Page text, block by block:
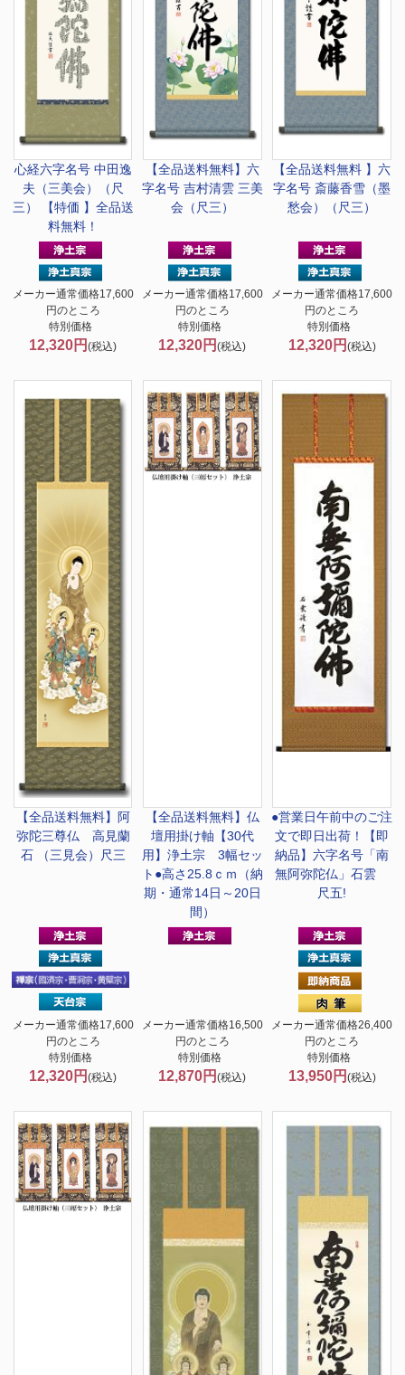
心経六字名号 中田逸
夫（三美会）（尺
三） 【特価 】全品送
料無料！
メーカー通常価格17,600
円のところ
特別価格
12,320円(税込)
【全品送料無料】 六
字名号 吉村清雲 三美
会（尺三）
メーカー通常価格17,600
円のところ
特別価格
12,320円(税込)
【全品送料無料 】六
字名号 斎藤香雪（墨
愁会）（尺三）
メーカー通常価格17,600
円のところ
特別価格
12,320円 (税込)
【全品送料無料】
阿
弥陀三尊仏 高見蘭
石 （三見会）尺三
メーカー通常価格17,600
円のところ
特別価格
12,320円(税込)
【全品送料無料】 仏
壇用掛け軸【30代
用】浄土宗 3幅セッ
ト●高さ25.8ｃｍ（納
期・通常14日～20日
間）
メーカー通常価格16,500
円のところ
特別価格
12,870円(税込)
●営業日午前中のご注
文で即日出荷！
【即
納品】六字名号「南
無阿弥陀仏」石雲
尺五!
メーカー通常価格26,400
円のところ
特別価格
13,950円 (税込)